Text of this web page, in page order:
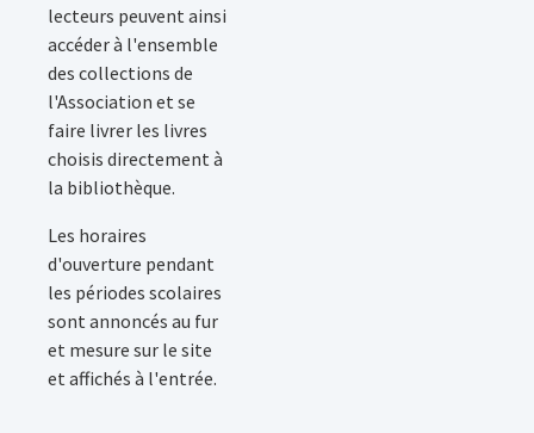
lecteurs peuvent ainsi
accéder à l'ensemble
des collections de
l'Association et se
faire livrer les livres
choisis directement à
la bibliothèque.
Les horaires
d'ouverture pendant
les périodes scolaires
sont annoncés au fur
et mesure sur le site
et affichés à l'entrée.